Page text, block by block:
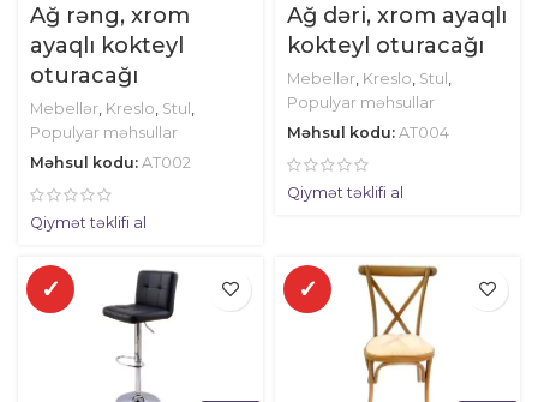
Ağ rəng, xrom
ayaqlı kokteyl
oturacağı
Mebellər Kreslo Stul
Populyar məhsullar
Məhsul kodu: AT002
Qiymət təklifi al
Ağ dəri, xrom ayaqlı
kokteyl oturacağı
Mebellər Kreslo Stul
Populyar məhsullar
Məhsul kodu: AT004
Qiymət təklifi al
✓ ✓